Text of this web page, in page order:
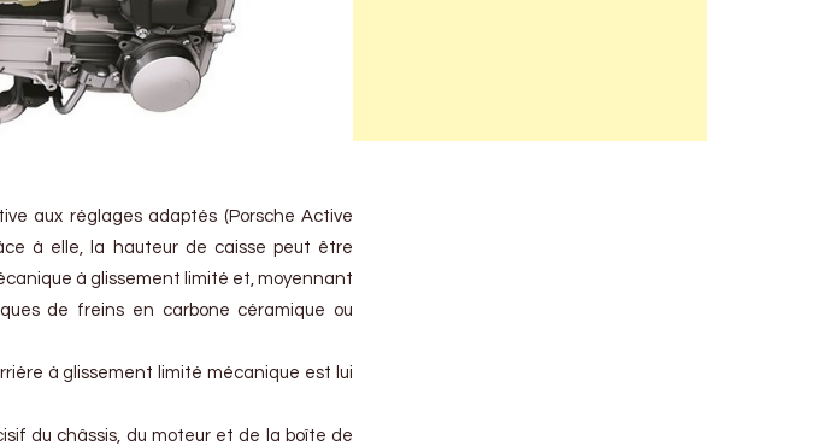
aux réglages adaptés (Porsche Active
à elle, la hauteur de caisse peut être
à glissement limité et, moyennant
de freins en carbone céramique ou
à glissement limité mécanique est lui
du châssis, du moteur et de la boîte de